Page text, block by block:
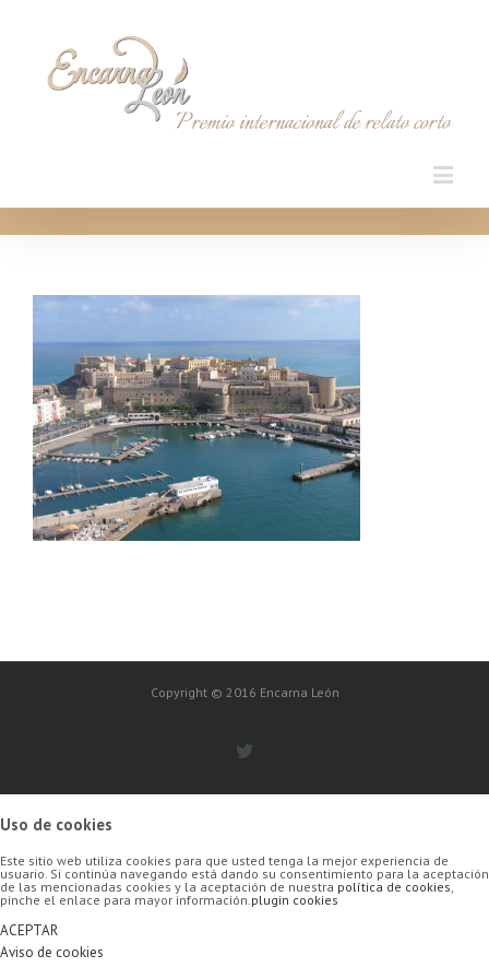
Copyright © 2016 Encarna León
Uso de cookies
Este sitio web utiliza cookies para que usted tenga la mejor experiencia de
usuario. Si continúa navegando está dando su consentimiento para la aceptación
de las mencionadas cookies y la aceptación de nuestra política de cookies
pinche el enlace para mayor información. plugin cookies
ACEPTAR
Aviso de cookies